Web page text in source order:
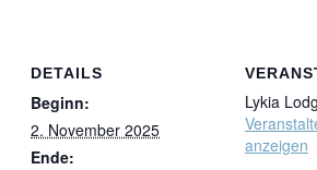
DETAILS
Beginn:
2. November 2025
Ende:
Lykia
anzeigen